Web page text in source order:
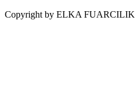
Copyright by ELKA FUARCILIK